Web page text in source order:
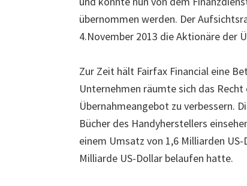
übernommen werden. Der
4.November 2013 die Aktionäre der
Zur Zeit hält Fairfax Financial eine
Unternehmen räumte sich das
Übernahmeangebot zu verbessern.
Bücher des Handyherstellers
einem Umsatz von 1,6 Milliarden
Milliarde US-Dollar belaufen hatte.